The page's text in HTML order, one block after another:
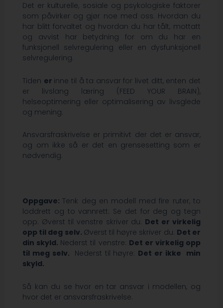
Det er kulturelle, sosiale og psykologiske faktorer
som påvirker og gjør noe med oss. Hvordan du
har blitt forvaltet og hvordan du har tålt, mottatt
og avvist har betydning for om du har en
funksjonell selvregulering eller en dysfunksjonell
selvregulering.
Tiden er inne til å ta ansvar for livet ditt, enten det
er livslang læring (FEED YOUR BRAIN),
helseoptimering eller optimalisering av livsglede
og mening.
Ansvarsfraskrivelse er primitivt der det er ansvar,
og om ikke så er det en grensesetting som er
nødvendig.
Oppgave:Tenk deg en modell med fire ruter, to
loddrett og to vannrett: Se det for deg og tegn
opp. Øverst til venstre skriver du: Det er virkelig
opp til deg selv. Øverst til høyre skriver du: Det er
din skyld. Nederst til venstre: Det er virkelig opp
til meg selv. Nederst til høyre: Det er ikke min
skyld.
Så kan du se hvor en tar ansvar i modellen, og
hvor det er ansvarsfraskrivelse.